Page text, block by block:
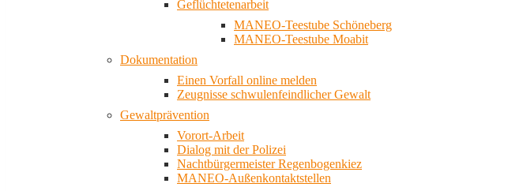
Geflüchtetenarbeit
MANEO-Teestube Schöneberg
MANEO-Teestube Moabit
Dokumentation
Einen Vorfall online melden
Zeugnisse schwulenfeindlicher Gewalt
Gewaltprävention
Vorort-Arbeit
Dialog mit der Polizei
Nachtbürgermeister Regenbogenkiez
MANEO-Außenkontaktstellen